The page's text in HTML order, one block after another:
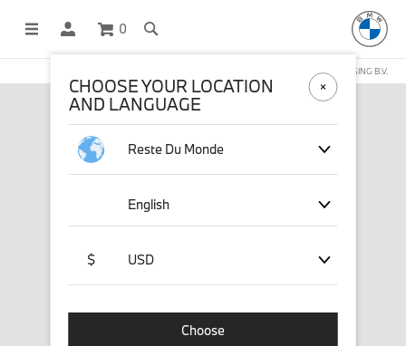
0
BOUTIQUE EN LIGNE GÉRÉE PAR STICHD SPORTSMERCHANDISING B.V.
CHOOSE YOUR LOCATION
AND LANGUAGE
Reste Du Monde
English
$ USD
Choose